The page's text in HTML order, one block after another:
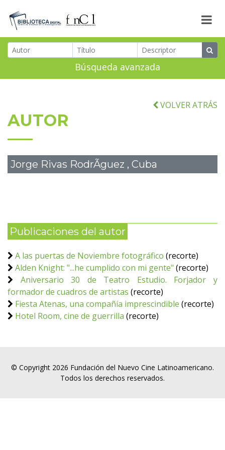
Búsqueda avanzada
VOLVER ATRÁS
AUTOR
Jorge Rivas RodrÃ­guez , Cuba
Publicaciones del autor
A las puertas de Noviembre fotográfico (recorte)
Alden Knight: "...he cumplido con mi gente" (recorte)
Aniversario 30 de Teatro Estudio. Forjador y
formador de cuadros de artistas (recorte)
Fiesta Atenas, una compañía imprescindible (recorte)
Hotel Room, cine de guerrilla (recorte)
© Copyright 2026 Fundación del Nuevo Cine Latinoamericano.
Todos los derechos reservados.